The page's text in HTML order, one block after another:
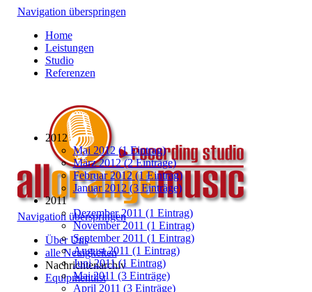
Navigation überspringen
Home
Leistungen
Studio
Referenzen
Navigation überspringen
Über Uns
alle Neuigkeiten
Nachrichtenarchiv
Equipmentlist
2012
Mai 2012 (1 Eintrag)
März 2012 (2 Einträge)
Februar 2012 (1 Eintrag)
Januar 2012 (3 Einträge)
2011
Dezember 2011 (1 Eintrag)
November 2011 (1 Eintrag)
September 2011 (1 Eintrag)
August 2011 (1 Eintrag)
Juni 2011 (1 Eintrag)
Mai 2011 (3 Einträge)
April 2011 (3 Einträge)